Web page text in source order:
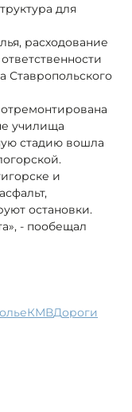
для
расходование
Ставропольского
училища
стадию вошла
и
остановки.
- пообещал
КМВ дороги